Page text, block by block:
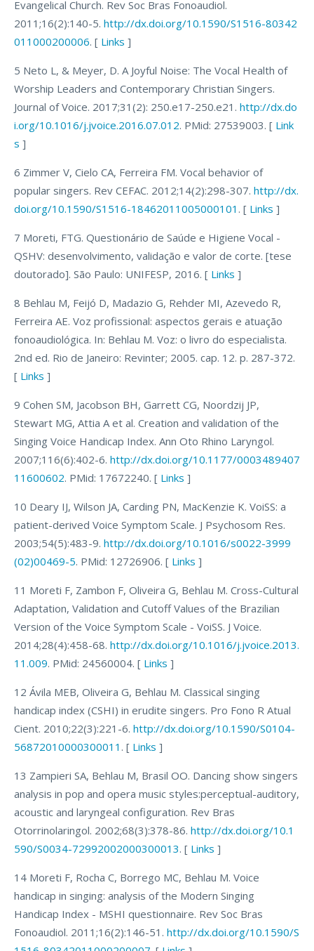
Evangelical Church. Rev Soc Bras Fonoaudiol.
2011;16(2):140-5. http://dx.doi.org/10.1590/S1516-80342
011000200006. [ Links ]
5 Neto L, & Meyer, D. A Joyful Noise: The Vocal Health of
Worship Leaders and Contemporary Christian Singers.
Journal of Voice. 2017;31(2): 250.e17-250.e21. http://dx.do
i.org/10.1016/j.jvoice.2016.07.012. PMid: 27539003. [ Link
s ]
6 Zimmer V, Cielo CA, Ferreira FM. Vocal behavior of
popular singers. Rev CEFAC. 2012;14(2):298-307. http://dx.
doi.org/10.1590/S1516-18462011005000101 . [ Links ]
7 Moreti, FTG. Questionário de Saúde e Higiene Vocal -
QSHV: desenvolvimento, validação e valor de corte. [tese
doutorado]. São Paulo: UNIFESP, 2016. [ Links ]
8 Behlau M, Feijó D, Madazio G, Rehder MI, Azevedo R,
Ferreira AE. Voz profissional: aspectos gerais e atuação
fonoaudiológica. In: Behlau M. Voz: o livro do especialista.
2nd ed. Rio de Janeiro: Revinter; 2005. cap. 12. p. 287-372.
[ Links ]
9 Cohen SM, Jacobson BH, Garrett CG, Noordzij JP,
Stewart MG, Attia A et al. Creation and validation of the
Singing Voice Handicap Index. Ann Oto Rhino Laryngol.
2007;116(6):402-6. http://dx.doi.org/10.1177/0003489407
11600602. PMid: 17672240. [ Links ]
10 Deary IJ, Wilson JA, Carding PN, MacKenzie K. VoiSS: a
patient-derived Voice Symptom Scale. J Psychosom Res.
2003;54(5):483-9. http://dx.doi.org/10.1016/s0022-3999
(02)00469-5. PMid: 12726906. [ Links ]
11 Moreti F, Zambon F, Oliveira G, Behlau M. Cross-Cultural
Adaptation, Validation and Cutoff Values of the Brazilian
Version of the Voice Symptom Scale - VoiSS. J Voice.
2014;28(4):458-68. http://dx.doi.org/10.1016/j.jvoice.2013.
11.009. PMid: 24560004. [ Links ]
12 Ávila MEB, Oliveira G, Behlau M. Classical singing
handicap index (CSHI) in erudite singers. Pro Fono R Atual
Cient. 2010;22(3):221-6. http://dx.doi.org/10.1590/S0104-
56872010000300011 . [ Links ]
13 Zampieri SA, Behlau M, Brasil OO. Dancing show singers
analysis in pop and opera music styles:perceptual-auditory,
acoustic and laryngeal configuration. Rev Bras
Otorrinolaringol. 2002;68(3):378-86. http://dx.doi.org/10.1
590/S0034-72992002000300013. [ Links ]
14 Moreti F, Rocha C, Borrego MC, Behlau M. Voice
handicap in singing: analysis of the Modern Singing
Handicap Index - MSHI questionnaire. Rev Soc Bras
Fonoaudiol. 2011;16(2):146-51. http://dx.doi.org/10.1590/S